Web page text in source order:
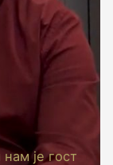
је гост